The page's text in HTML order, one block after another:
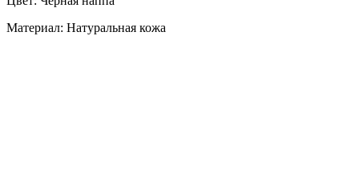
Материал: Натуральная кожа